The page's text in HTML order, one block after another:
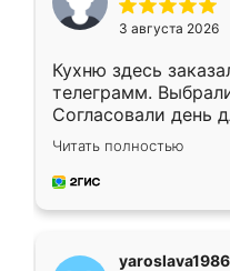
3 августа 2026
Кухню здесь
телеграмм.
Согласовали день
недели кухня была
довольны работой.
мебель за
Читать полностью
yaroslava1986